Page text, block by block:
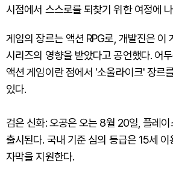
시점에서 스스로를 되찾기 위한 여정에
게임의 장르는 액션 RPG로, 개발진은 이
시리즈의 영향을 받았다고 공언했다. 어
액션 게임이란 점에서 '소울라이크' 장르
있다.
검은 신화: 오공은 오는 8월 20일, 플레
출시된다. 국내 기준 심의 등급은 15세 이
자막을 지원한다.